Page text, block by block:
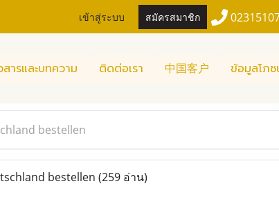
เข้าสู่ระบบ สมัครสมาชิก
สารและบทความ ติดต่อเรา 中国客户 ข้อมูลโภ
bestellen
bestellen (259 อ่าน)